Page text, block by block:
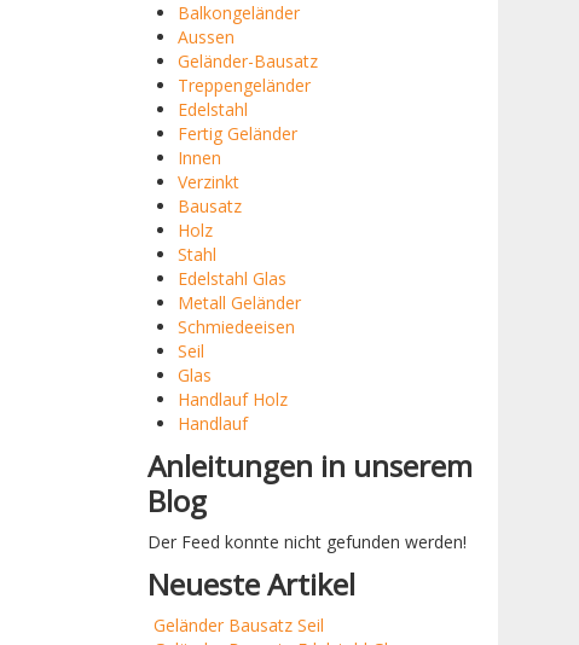
Balkongeländer
Aussen
Geländer-Bausatz
Treppengeländer
Edelstahl
Fertig Geländer
Innen
Verzinkt
Bausatz
Holz
Stahl
Edelstahl Glas
Metall Geländer
Schmiedeeisen
Seil
Glas
Handlauf Holz
Handlauf
Anleitungen in unserem
Blog
Der Feed konnte nicht gefunden werden!
Neueste Artikel
Geländer Bausatz Seil